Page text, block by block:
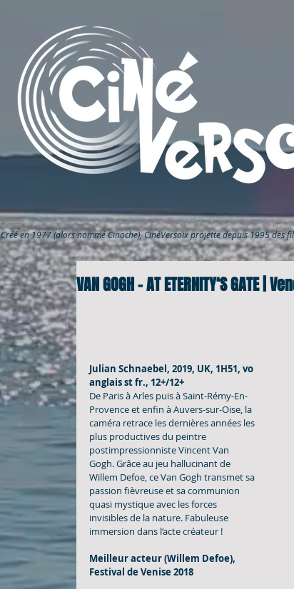
VAN GOGH – AT ETERNITY‘S GATE
Julian Schnaebel, 2019, UK, 1H51, vo
anglais st fr., 12+/12+
De Paris à Arles puis à Saint-Rémy-En-
Provence et enfin à Auvers-sur-Oise, la
caméra retrace les dernières années les
plus productives du peintre
postimpressionniste Vincent Van
Gogh. Grâce au jeu hallucinant de
Willem Defoe, ce Van Gogh transmet sa
passion fièvreuse et sa communion
quasi mystique avec les forces
invisibles de la nature. Fabuleuse
immersion dans l‘acte créateur !
Meilleur acteur (Willem Defoe),
Festival de Venise 2018
Créé en 1977 (alors nommé Cinoche), CinéVersoixprojette depuis 1995 des